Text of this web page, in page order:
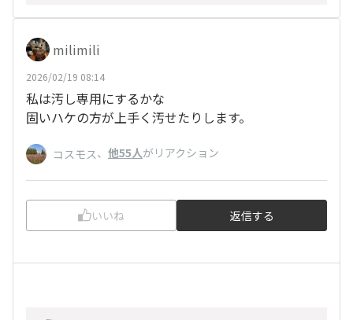
milimili
2026/02/19 08:14
私は汚し専用にするかな
固いハケの方が上手く汚せたりします。
コスモス、 他55人がリアクション
いいね 返信する